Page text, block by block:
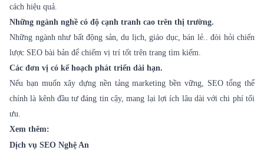
cách hiệu quả.
Những ngành nghề có độ cạnh tranh cao trên thị trường.
Những ngành như bất động sản, du lịch, giáo dục, bán lẻ.. đòi hỏi chiến
lược SEO bài bản để chiếm vị trí tốt trên trang tìm kiếm.
Các đơn vị có kế hoạch phát triển dài hạn.
Nếu bạn muốn xây dựng nền tảng marketing bền vững, SEO tổng thể
chính là kênh đầu tư đáng tin cậy, mang lại lợi ích lâu dài với chi phí tối
ưu.
Xem thêm:
Dịch vụ SEO Nghệ An